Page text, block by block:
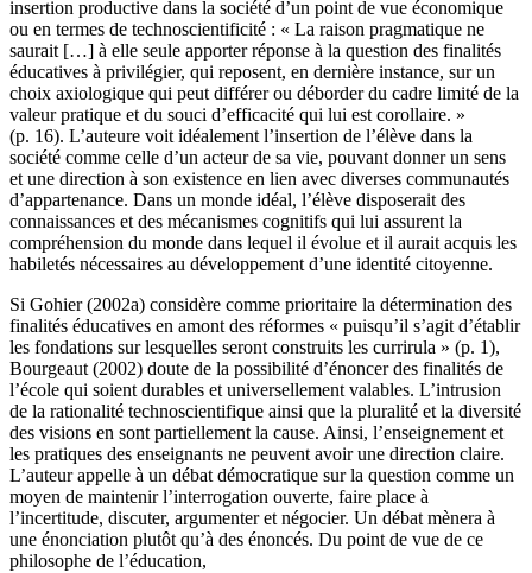
insertion productive dans la société d’un point de vue économique
ou en termes de technoscientificité : « La raison pragmatique ne
saurait […] à elle seule apporter réponse à la question des finalités
éducatives à privilégier, qui reposent, en dernière instance, sur un
choix axiologique qui peut différer ou déborder du cadre limité de la
valeur pratique et du souci d’efficacité qui lui est corollaire. »
(p. 16). L’auteure voit idéalement l’insertion de l’élève dans la
société comme celle d’un acteur de sa vie, pouvant donner un sens
et une direction à son existence en lien avec diverses communautés
d’appartenance. Dans un monde idéal, l’élève disposerait des
connaissances et des mécanismes cognitifs qui lui assurent la
compréhension du monde dans lequel il évolue et il aurait acquis les
habiletés nécessaires au développement d’une identité citoyenne.
Si Gohier (2002a) considère comme prioritaire la détermination des
finalités éducatives en amont des réformes « puisqu’il s’agit d’établir
les fondations sur lesquelles seront construits les currirula » (p. 1),
Bourgeaut (2002) doute de la possibilité d’énoncer des finalités de
l’école qui soient durables et universellement valables. L’intrusion
de la rationalité technoscientifique ainsi que la pluralité et la diversité
des visions en sont partiellement la cause. Ainsi, l’enseignement et
les pratiques des enseignants ne peuvent avoir une direction claire.
L’auteur appelle à un débat démocratique sur la question comme un
moyen de maintenir l’interrogation ouverte, faire place à
l’incertitude, discuter, argumenter et négocier. Un débat mènera à
une énonciation plutôt qu’à des énoncés. Du point de vue de ce
philosophe de l’éducation,